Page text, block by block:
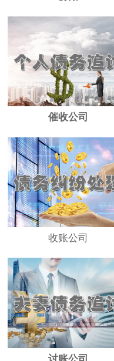
催收公司
收账公司
讨账公司